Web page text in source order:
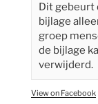
Dit gebeurt
bijlage
groep
de bijlage
verwijderd.
View on Facebook